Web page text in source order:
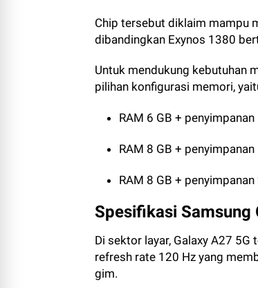
Chip tersebut diklaim mampu
dibandingkan Exynos 1380
Untuk mendukung kebutuhan
pilihan konfigurasi memori,
RAM 6 GB + penyimpanan
RAM 8 GB + penyimpanan
RAM 8 GB + penyimpanan
Spesifikasi Samsung
Di sektor layar, Galaxy A27
refresh rate 120 Hz yang
gim.